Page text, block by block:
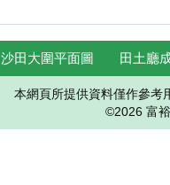
沙田大圍平面圖 田土廳
本網頁所提供資料僅作參考
©2026 富